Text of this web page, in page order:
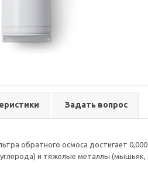
Задать вопрос
обратного осмоса достигает
и тяжелые металлы (мышьяк,